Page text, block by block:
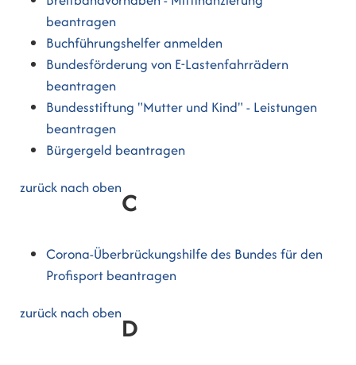
beantragen
Buchführungshelfer anmelden
Bundesförderung von E-Lastenfahrrädern
beantragen
Bundesstiftung "Mutter und Kind" - Leistungen
beantragen
Bürgergeld beantragen
zurück nach obenC
Corona-Überbrückungshilfe des Bundes für den
Profisport beantragen
zurück nach obenD